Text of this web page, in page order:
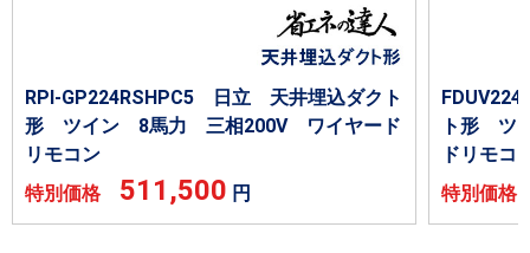
RPI-GP224RSHPC5 日立 天井埋込ダクト
形 ツイン 8馬力 三相200V ワイヤード
リモコン
特別価格 511,500 円
ト形 ツ
ドリモコ
特別価